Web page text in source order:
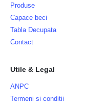
Produse
Capace beci
Tabla Decupata
Contact
Utile & Legal
ANPC
Termeni si conditii